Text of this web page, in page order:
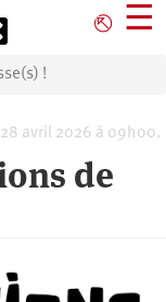
⎋ ☰
!
avril 2026 à 09h00.
de